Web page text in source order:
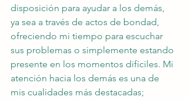
disposición para ayudar a los demás,
ya sea a través de actos de bondad,
ofreciendo mi tiempo para escuchar
sus problemas o simplemente estando
presente en los momentos difíciles. Mi
atención hacia los demás es una de
mis cualidades más destacadas;